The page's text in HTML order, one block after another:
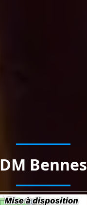
DM Bennes